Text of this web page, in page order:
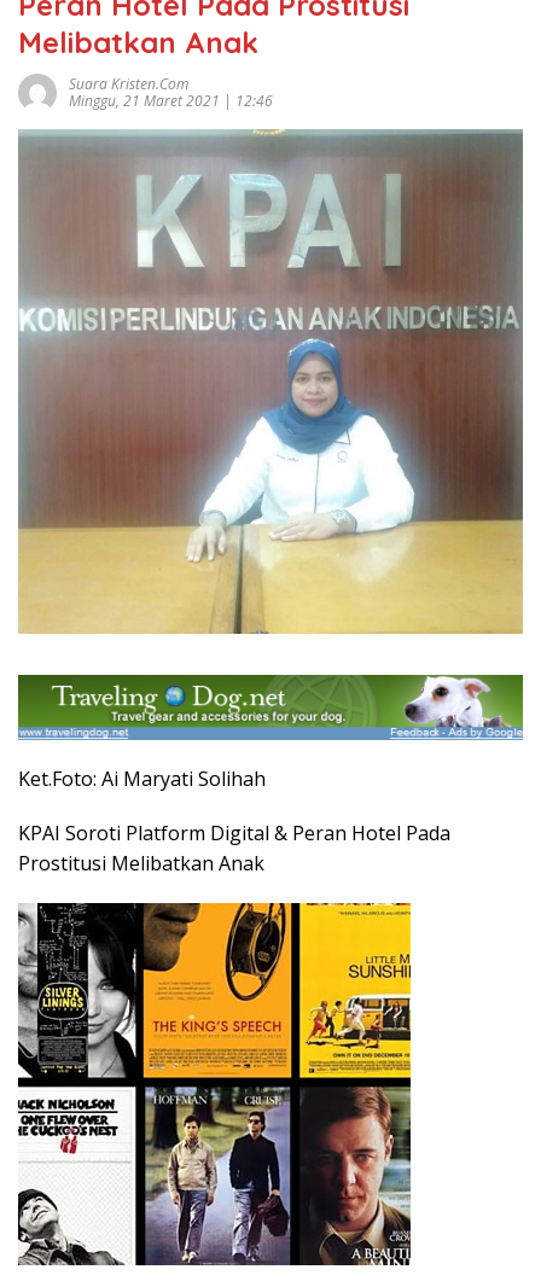
Melibatkan Anak
Suara Kristen.com
Minggu, 21 Maret 2021 | 12:46
Ket.Foto: Ai Maryati Solihah
KPAI Soroti Platform Digital & Peran Hotel Pada
Prostitusi Melibatkan Anak